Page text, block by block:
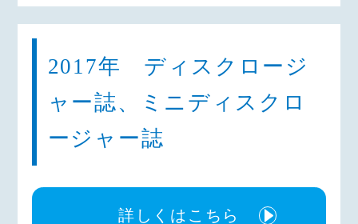
2017年 ディスクロージ
ャー誌、ミニディスクロ
ージャー誌
詳しくはこちら